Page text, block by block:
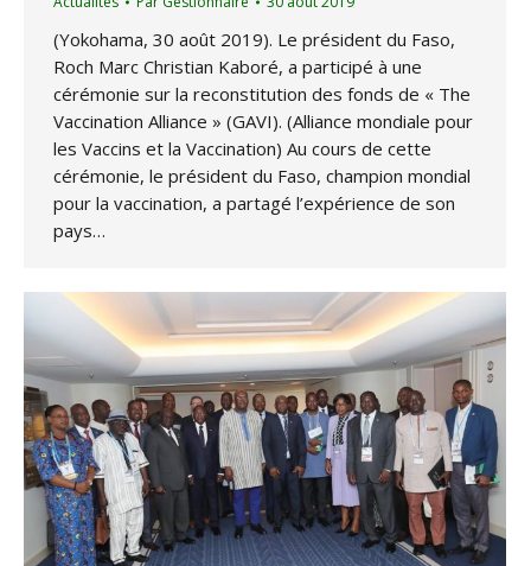
(Yokohama, 30 août 2019). Le président du Faso,
Roch Marc Christian Kaboré, a participé à une
cérémonie sur la reconstitution des fonds de « The
Vaccination Alliance » (GAVI). (Alliance mondiale pour
les Vaccins et la Vaccination) Au cours de cette
cérémonie, le président du Faso, champion mondial
pour la vaccination, a partagé l’expérience de son
pays…